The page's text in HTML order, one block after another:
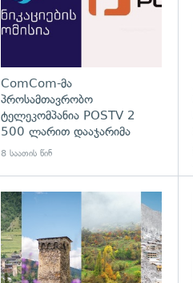
ComCom-მა
პროსამთავრობო
ტელეკომპანია POSTV 2
500 ლარით დააჯარიმა
8 საათის წინ